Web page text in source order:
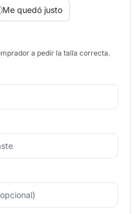
Me quedó justo
a pedir la talla correcta.